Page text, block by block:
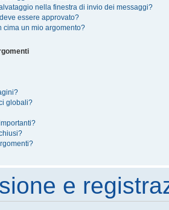
nella finestra di invio dei messaggi?
essere approvato?
cima un mio argomento?
globali?
e